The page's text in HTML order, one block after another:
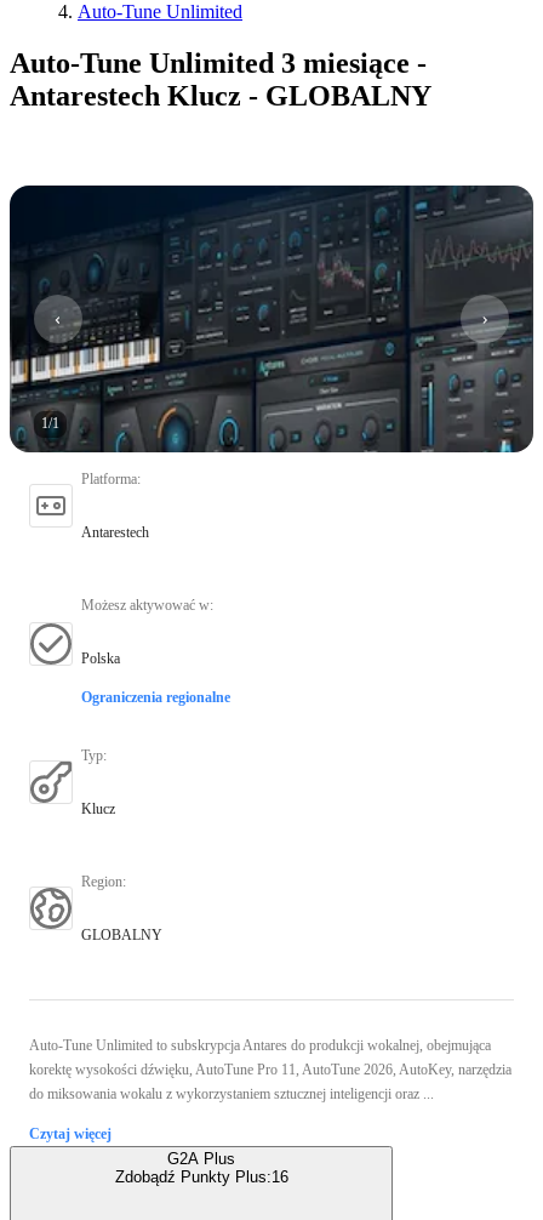
Auto-Tune Unlimited
Auto-Tune Unlimited 3 miesiące -
Antarestech Klucz - GLOBALNY
1/1
Platforma:
Antarestech
Możesz aktywować w:
Polska
Ograniczenia regionalne
Typ:
Klucz
Region:
GLOBALNY
Auto-Tune Unlimited to subskrypcja Antares do produkcji wokalnej, obejmująca
korektę wysokości dźwięku, AutoTune Pro 11, AutoTune 2026, AutoKey, narzędzia
do miksowania wokalu z wykorzystaniem sztucznej inteligencji oraz ...
Czytaj więcej
G2A Plus
Zdobądź Punkty Plus:16